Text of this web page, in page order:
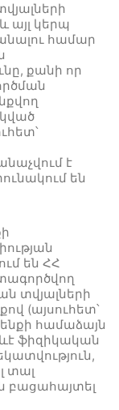
այլ կերպ
համար
քանի որ
է
են
են ՀՀ
տվյալների
(այսուհետ՝
համաձայն
ֆիզիկական
տալ
բացահայտել